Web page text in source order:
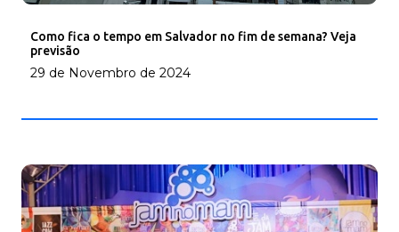
Como fica o tempo em Salvador no fim de semana? Veja
previsão
29 de Novembro de 2024